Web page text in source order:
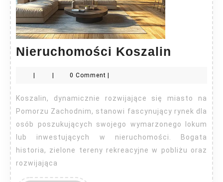
Nieruchomości Koszalin
0 Comment
Koszalin, dynamicznie rozwijające się miasto na
Pomorzu Zachodnim, stanowi fascynujący rynek dla
osób poszukujących swojego wymarzonego lokum
lub inwestujących w nieruchomości. Bogata
historia, zielone tereny rekreacyjne w pobliżu oraz
rozwijająca